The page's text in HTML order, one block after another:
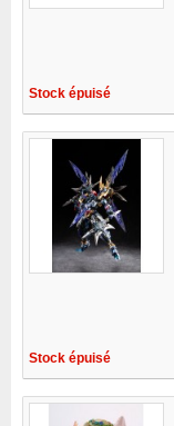
Stock épuisé
Stock épuisé